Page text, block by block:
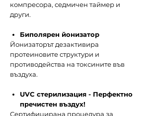
компресора, седмичен таймер и
други.​
Биполярен йонизатор
Йонизаторът дезактивира
протеиновите структури и
противодейства на токсините във
въздуха.
UVC стерилизация - Перфектно
пречистен въздух!
Сертифицирана процедура за